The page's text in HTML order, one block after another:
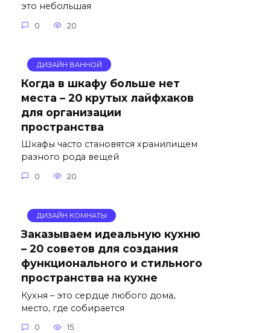
это небольшая
0 20
ДИЗАЙН ВАННОЙ
Когда в шкафу больше нет
места – 20 крутых лайфхаков
для организации
пространства
Шкафы часто становятся хранилищем
разного рода вещей
0 20
ДИЗАЙН КОМНАТЫ
Заказываем идеальную кухню
– 20 советов для создания
функционального и стильного
пространства на кухне
Кухня – это сердце любого дома,
место, где собирается
0 15